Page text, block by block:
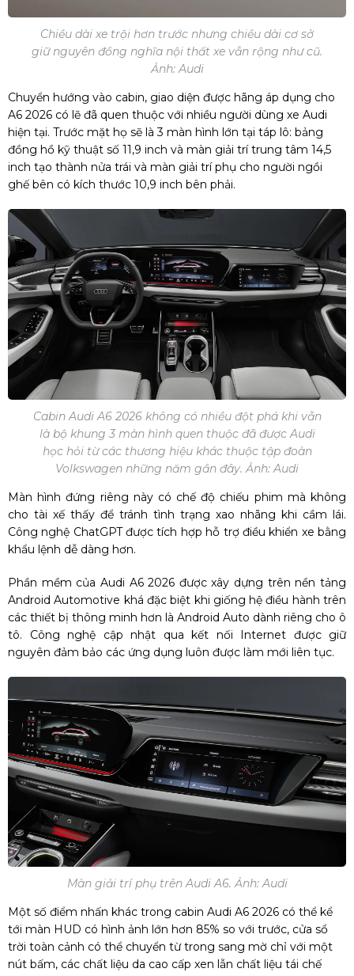
Chiều dài xe trội hơn trước nhưng chiều dài cơ sở
giữ nguyên đồng nghĩa nội thất xe vẫn rộng như cũ.
Ảnh: Audi
Chuyển hướng vào cabin, giao diện được hãng áp dụng cho
A6 2026 có lẽ đã quen thuộc với nhiều người dùng xe Audi
hiện tại. Trước mặt họ sẽ là 3 màn hình lớn tại táp lô: bảng
đồng hồ kỹ thuật số 11,9 inch và màn giải trí trung tâm 14,5
inch tạo thành nửa trái và màn giải trí phụ cho người ngồi
ghế bên có kích thước 10,9 inch bên phải.
Cabin Audi A6 2026 không có nhiều đột phá khi vẫn
là bộ khung 3 màn hình quen thuộc đã được Audi
học hỏi từ các thương hiệu khác thuộc tập đoàn
Volkswagen những năm gần đây. Ảnh: Audi
Màn hình đứng riêng này có chế độ chiếu phim mà không
cho tài xế thấy để tránh tình trạng xao nhãng khi cầm lái.
Công nghệ ChatGPT được tích hợp hỗ trợ điều khiển xe bằng
khẩu lệnh dễ dàng hơn.
Phần mềm của Audi A6 2026 được xây dựng trên nền tảng
Android Automotive khá đặc biệt khi giống hệ điều hành trên
các thiết bị thông minh hơn là Android Auto dành riêng cho ô
tô. Công nghệ cập nhật qua kết nối Internet được giữ
nguyên đảm bảo các ứng dụng luôn được làm mới liên tục.
Màn giải trí phụ trên Audi A6. Ảnh: Audi
Một số điểm nhấn khác trong cabin Audi A6 2026 có thể kể
tới màn HUD có hình ảnh lớn hơn 85% so với trước, cửa sổ
trời toàn cảnh có thể chuyển từ trong sang mờ chỉ với một
nút bấm, các chất liệu da cao cấp xen lẫn chất liệu tái chế